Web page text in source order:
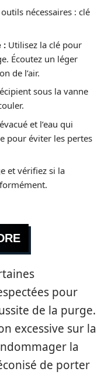
nécessaires : clé
: Utilisez la clé pour
Écoutez un léger
de l’air.
sous la vanne
et l’eau qui
pour éviter les pertes
et vérifiez si la
pour
de la purge.
excessive sur la
la
de porter